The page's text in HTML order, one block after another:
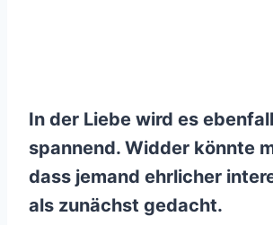
In der Liebe wird es
spannend. Widder könnte
dass jemand ehrlicher
als zunächst gedacht.